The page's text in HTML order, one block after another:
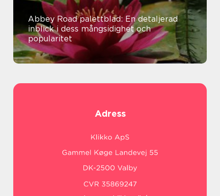
Abbey Road palettblad: En detaljerad
inblick i dess mångsidighet och
popularitet
Adress